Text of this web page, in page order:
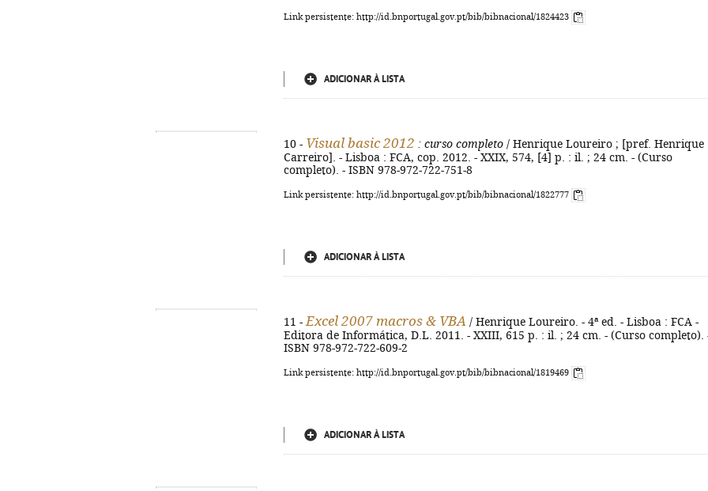
Link persistente: http://id.bnportugal.gov.pt/bib/bibnacional/1824423
ADICIONAR À LISTA
10 - Visual basic 2012 : curso completo / Henrique Loureiro ; [pref. Henrique
Carreiro]. - Lisboa : FCA, cop. 2012. - XXIX, 574, [4] p. : il. ; 24 cm. - (Curso
completo). - ISBN 978-972-722-751-8
Link persistente: http://id.bnportugal.gov.pt/bib/bibnacional/1822777
ADICIONAR À LISTA
11 - Excel 2007 macros & VBA / Henrique Loureiro. - 4ª ed. - Lisboa : FCA -
Editora de Informática, D.L. 2011. - XXIII, 615 p. : il. ; 24 cm. - (Curso completo).
ISBN 978-972-722-609-2
Link persistente: http://id.bnportugal.gov.pt/bib/bibnacional/1819469
ADICIONAR À LISTA